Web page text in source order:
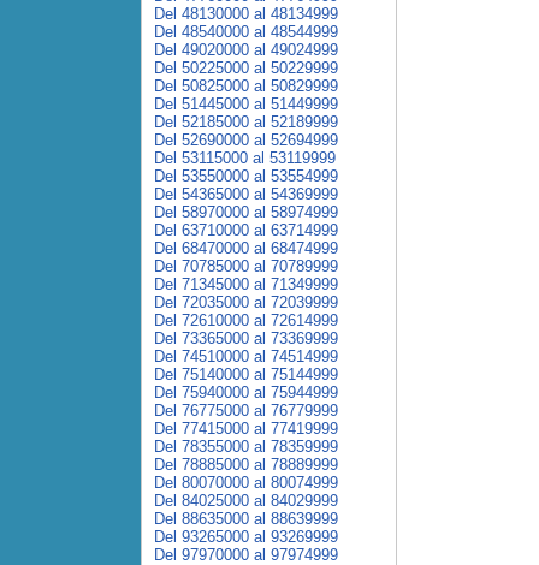
Del 48130000 al 48134999
Del 48540000 al 48544999
Del 49020000 al 49024999
Del 50225000 al 50229999
Del 50825000 al 50829999
Del 51445000 al 51449999
Del 52185000 al 52189999
Del 52690000 al 52694999
Del 53115000 al 53119999
Del 53550000 al 53554999
Del 54365000 al 54369999
Del 58970000 al 58974999
Del 63710000 al 63714999
Del 68470000 al 68474999
Del 70785000 al 70789999
Del 71345000 al 71349999
Del 72035000 al 72039999
Del 72610000 al 72614999
Del 73365000 al 73369999
Del 74510000 al 74514999
Del 75140000 al 75144999
Del 75940000 al 75944999
Del 76775000 al 76779999
Del 77415000 al 77419999
Del 78355000 al 78359999
Del 78885000 al 78889999
Del 80070000 al 80074999
Del 84025000 al 84029999
Del 88635000 al 88639999
Del 93265000 al 93269999
Del 97970000 al 97974999